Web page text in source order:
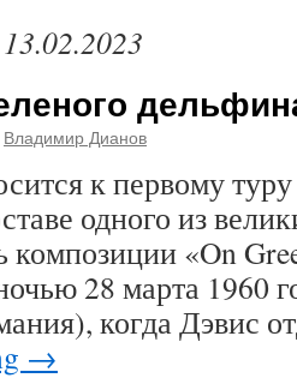
13.02.2023
Владимир Дианов
к первому
одного из
композиции «On
28 марта 1960
когда Дэвис
→